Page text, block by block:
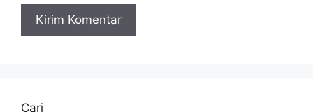
Cari